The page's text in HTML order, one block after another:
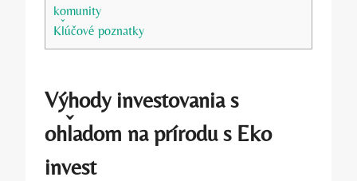
komunity
Kľúčové poznatky
Výhody investovania s
ohľadom‍ na prírodu s Eko
invest